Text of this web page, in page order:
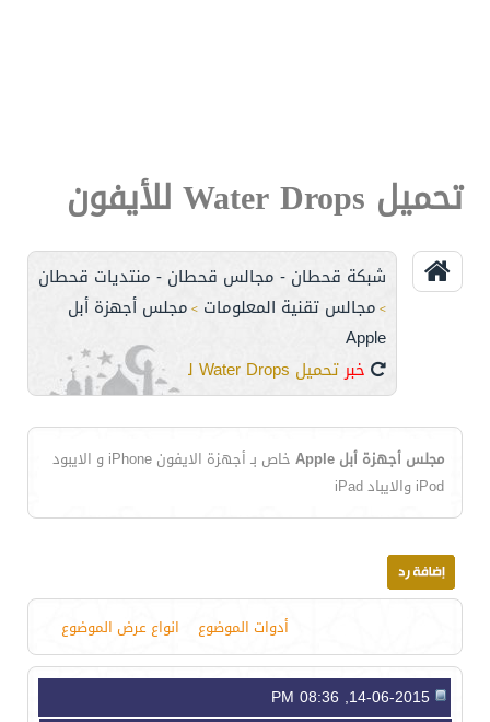
تحميل Water Drops للأيفون
شبكة قحطان - مجالس قحطان - منتديات قحطان
> مجالس تقنية المعلومات > مجلس أجهزة أبل
Apple
خبرتحميل Water Drops للأيفون
مجلس أجهزة أبل Apple
خاص بـ أجهزة الايفون iPhone و الايبود
iPod والايباد iPad
أدوات الموضوع انواع عرض الموضوع